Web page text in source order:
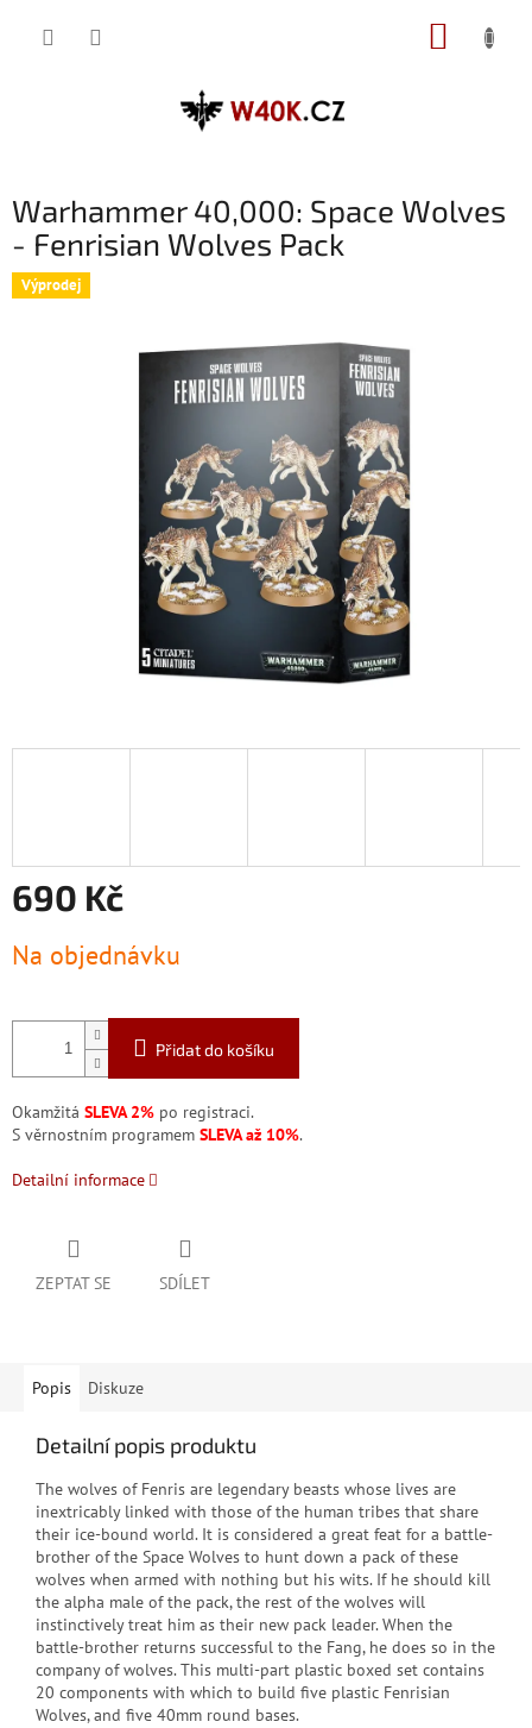
Warhammer 40,000: Space Wolves
- Fenrisian Wolves Pack
Výprodej
690 Kč
cena:
Na objednávku
Přidat do košíku
Okamžitá SLEVA 2% po registraci.
S věrnostním programem SLEVA až 10%.
Detailní informace
ZEPTAT SE SDÍLET
Popis Diskuze
Detailní popis produktu
The wolves of Fenris are legendary beasts whose lives are
inextricably linked with those of the human tribes that share
their ice-bound world. It is considered a great feat for a battle-
brother of the Space Wolves to hunt down a pack of these
wolves when armed with nothing but his wits. If he should kill
the alpha male of the pack, the rest of the wolves will
instinctively treat him as their new pack leader. When the
battle-brother returns successful to the Fang, he does so in the
company of wolves. This multi-part plastic boxed set contains
20 components with which to build five plastic Fenrisian
Wolves, and five 40mm round bases.